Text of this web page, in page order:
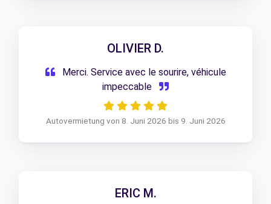
OLIVIER D.
Merci. Service avec le sourire, véhicule
impeccable
Autovermietung von 8. Juni 2026 bis 9. Juni 2026
ERIC M.